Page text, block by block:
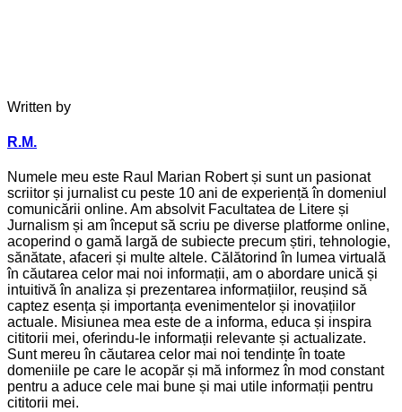
Written by
R.M.
Numele meu este Raul Marian Robert și sunt un pasionat
scriitor și jurnalist cu peste 10 ani de experiență în domeniul
comunicării online. Am absolvit Facultatea de Litere și
Jurnalism și am început să scriu pe diverse platforme online,
acoperind o gamă largă de subiecte precum știri, tehnologie,
sănătate, afaceri și multe altele. Călătorind în lumea virtuală
în căutarea celor mai noi informații, am o abordare unică și
intuitivă în analiza și prezentarea informațiilor, reușind să
captez esența și importanța evenimentelor și inovațiilor
actuale. Misiunea mea este de a informa, educa și inspira
cititorii mei, oferindu-le informații relevante și actualizate.
Sunt mereu în căutarea celor mai noi tendințe în toate
domeniile pe care le acopăr și mă informez în mod constant
pentru a aduce cele mai bune și mai utile informații pentru
cititorii mei.